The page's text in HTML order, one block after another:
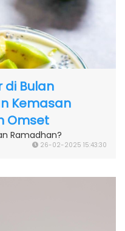
di Bulan
Kemasan
Omset
Ramadhan?
26-02-2025 15:43:30